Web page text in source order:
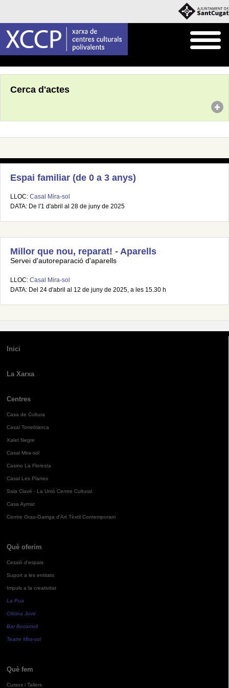
Cerca d'actes
Espai familiar (de 0 a 3 anys)
LLOC: Casal Mira-sol
DATA: De l'1 d'abril al 28 de juny de 2025
Millor que nou, reparat! - Aparells
Servei d'autoreparació d'aparells
LLOC: Casal Mira-sol
DATA: Del 24 d'abril al 12 de juny de 2025, a les 15.30 h
Inici
La Xarxa
Centres
Casa de Cultura
Casal Torreblanca
Xalet Negre
Casal Mira-sol
Casino La Floresta
Casal Les Planes
Sala Clavé - La Unió Centre Cultural
Casa Aymat
Centre Grau-Garriga d'Art Tèxtil Contemporani
Què oferim
Cessió d'espais
Suport a les entitats
Impuls a la creativitat
La Pua
Oficina Jove
Bar Bocamoll
Teatre Mira-sol
Què fem
Cursos i Tallers